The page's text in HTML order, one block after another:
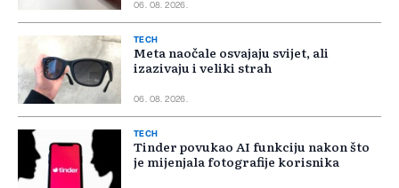
06. 08. 2026.
TECH
Meta naočale osvajaju svijet, ali
izazivaju i veliki strah
06. 08. 2026.
TECH
Tinder povukao AI funkciju nakon što
je mijenjala fotografije korisnika